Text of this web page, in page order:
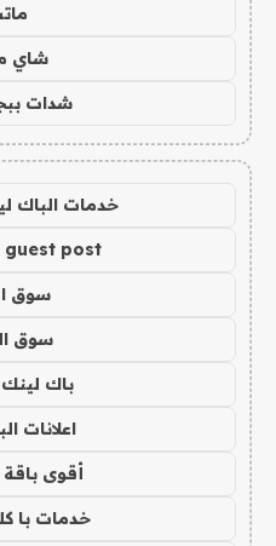
شاي
شدات
خدمات الباك
guest post مقال ضيف
سوق
سوق
باك لينك
اعلانات
أقوى
خدمات با